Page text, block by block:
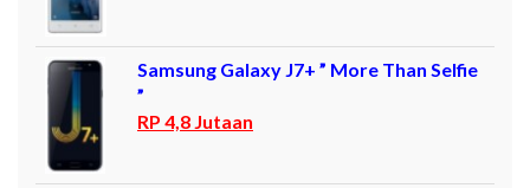
Samsung Galaxy J7+ ” More Than Selfie
”
RP 4,8 Jutaan